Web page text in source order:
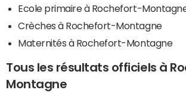
Ecole primaire à Rochefort-
Crèches à Rochefort-Montagne
Maternités à Rochefort-Montagne
Tous les résultats officiels à
Montagne